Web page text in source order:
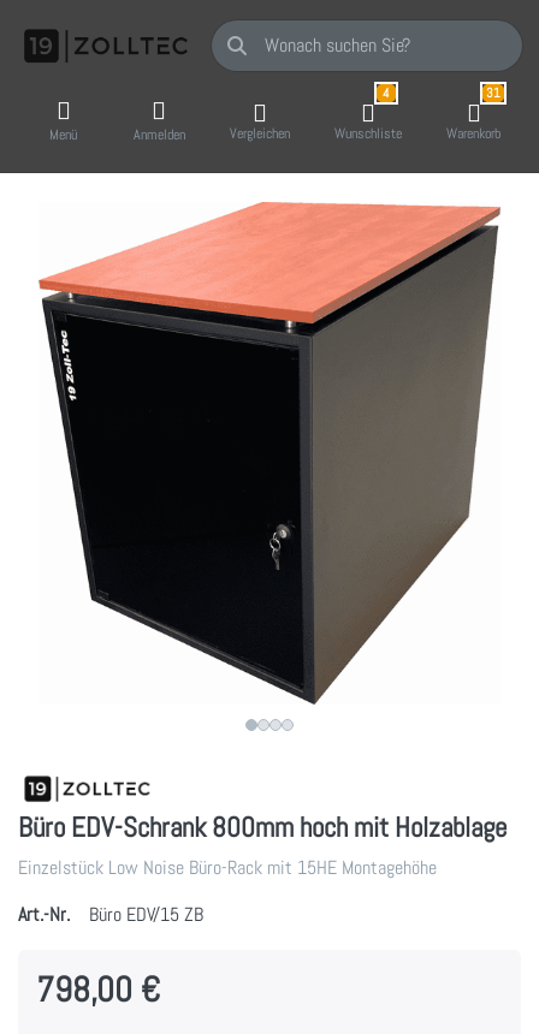
Geben Sie einen Suchbegriff ein. Während
Menü Anmelden Vergleichen
4
Wunschliste
31
Warenkorb
Büro EDV-Schrank 800mm hoch mit Holzablage
Einzelstück Low Noise Büro-Rack mit 15HE Montagehöhe
Art.-Nr.
Büro EDV/15 ZB
798,00 €